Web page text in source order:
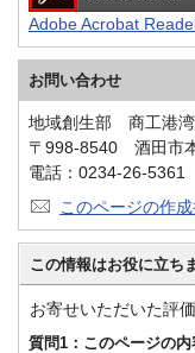
Adobe Acrobat
お問い合わせ
地域創生部 商工港
〒998-8540 酒田市
電話：0234-26-
このページの作
この情報はお役に立ち
お寄せいただいた評
質問1：このページの